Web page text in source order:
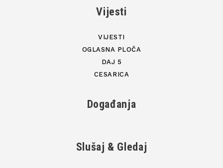
Vijesti
VIJESTI
OGLASNA PLOČA
DAJ 5
CESARICA
Događanja
Slušaj & Gledaj